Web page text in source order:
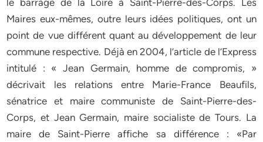
le barrage de la Loire à Saint-Pierre-des-Corps. Les
Maires eux-mêmes, outre leurs idées politiques, ont un
point de vue différent quant au développement de leur
commune respective. Déjà en 2004, l’article de l’Express
intitulé : « Jean Germain, homme de compromis, »
décrivait les relations entre Marie-France Beaufils,
sénatrice et maire communiste de Saint-Pierre-des-
Corps, et Jean Germain, maire socialiste de Tours. La
maire de Saint-Pierre affiche sa différence : «Par